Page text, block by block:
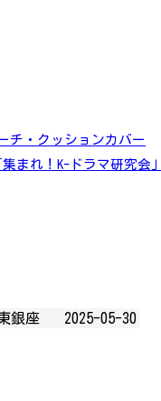
チ・クッションカバー
まれ！K-ドラマ研究会
銀座 2025-05-30